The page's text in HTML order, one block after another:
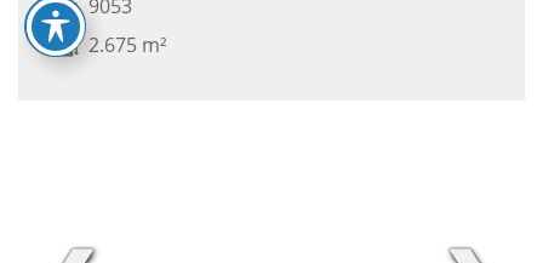
9053
2.675 m²